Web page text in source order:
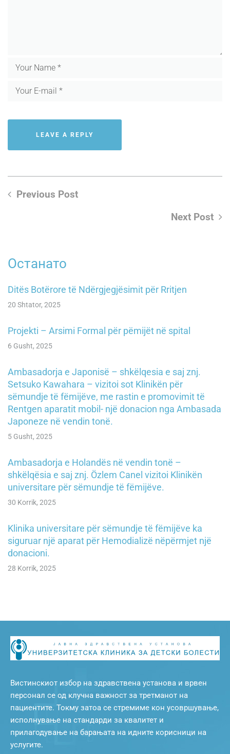
Previous Post
Next Post
Останато
Ditës Botërore të Ndërgjegjësimit për Rritjen
20 Shtator, 2025
Projekti – Arsimi Formal për pëmijët në spital
6 Gusht, 2025
Ambasadorja e Japonisë – shkëlqesia e saj znj.
Setsuko Kawahara – vizitoi sot Klinikën për
sëmundje të fëmijëve, me rastin e promovimit të
Rentgen aparatit mobil- një donacion nga Ambasada
Japoneze në vendin tonë.
5 Gusht, 2025
Ambasadorja e Holandës në vendin tonë –
shkëlqësia e saj znj. Özlem Canel vizitoi Klinikën
universitare për sëmundje të fëmijëve.
30 Korrik, 2025
Klinika universitare për sëmundje të fëmijëve ka
siguruar një aparat për Hemodializë nëpërmjet një
donacioni.
28 Korrik, 2025
Вистинскиот избор на здравствена установа и врвен
персонал се од клучна важност за третманот на
пациентите. Токму затоа се стремиме кон усовршување,
исполнување на стандарди за квалитет и
прилагодување на барањата на идните корисници на
услугите.